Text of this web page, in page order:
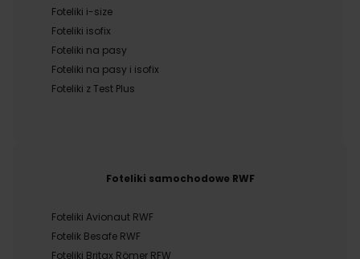
Foteliki i-size
Foteliki isofix
Foteliki na pasy
Foteliki na pasy i isofix
Foteliki z Test Plus
Foteliki samochodowe RWF
Foteliki Avionaut RWF
Fotelik Besafe RWF
Foteliki Britax Römer RFW